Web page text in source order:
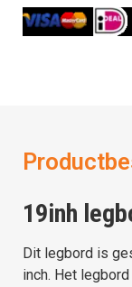
19inh
Dit legbord is
inch. Het